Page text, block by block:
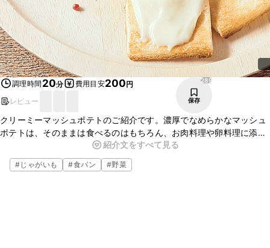
調理時間 20分 費用目安200円
レビュー
289
保存
クリーミーマッシュポテトのご紹介です。濃厚でなめらかなマッシュ
ポテトは、そのままは食べるのはもちろん、お肉料理や卵料理に添え
てもおいしいですよ。ワインなどのお酒ともよく合う一品です。ぜひ
お試しくださいね。
紹介文をすべて見る
#じゃがいも #食パン #野菜